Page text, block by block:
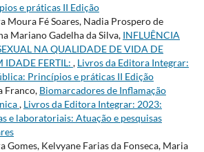
e práticas II Edição
Moura Fé Soares, Nadia Prospero de
Mariano Gadelha da Silva, INFLUÊNCIA
NA QUALIDADE DE VIDA DE
IDADE FERTIL: , Livros da Editora Integrar:
Princípios e práticas II Edição
Franco, Biomarcadores de Inflamação
, Livros da Editora Integrar: 2023:
e laboratoriais: Atuação e pesquisas
Gomes, Kelvyane Farias da Fonseca, Maria